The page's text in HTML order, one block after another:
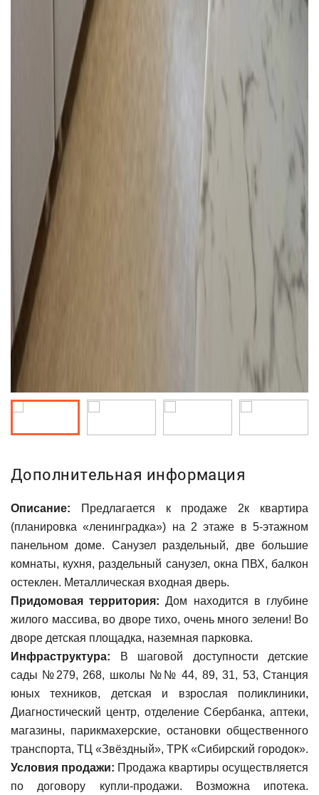
Дополнительная информация
Описание: Предлагается к продаже 2к квартира
(планировка «ленинградка») на 2 этаже в 5-этажном
панельном доме. Санузел раздельный, две большие
комнаты, кухня, раздельный санузел, окна ПВХ, балкон
остеклен. Металлическая входная дверь.
Придомовая территория: Дом находится в глубине
жилого массива, во дворе тихо, очень много зелени! Во
дворе детская площадка, наземная парковка.
Инфраструктура: В шаговой доступности детские
сады №279, 268, школы №№ 44, 89, 31, 53, Станция
юных техников, детская и взрослая поликлиники,
Диагностический центр, отделение Сбербанка, аптеки,
магазины, парикмахерские, остановки общественного
транспорта, ТЦ «Звёздный», ТРК «Сибирский городок».
Условия продажи: Продажа квартиры осуществляется
по договору купли-продажи. Возможна ипотека.